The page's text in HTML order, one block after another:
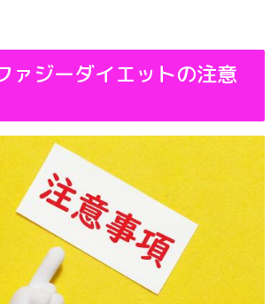
ァジーダイエットの注意